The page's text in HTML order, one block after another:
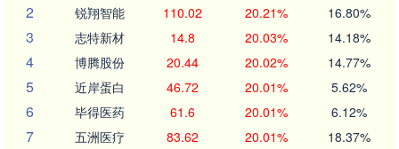
2 锐翔智能 110.02 20.21% 16.80%
3 志特新材 14.8 20.03% 14.18%
4 博腾股份 20.44 20.02% 14.77%
5 近岸蛋白 46.72 20.01% 5.62%
6 毕得医药 61.6 20.01% 6.12%
7 五洲医疗 83.62 20.01% 18.37%